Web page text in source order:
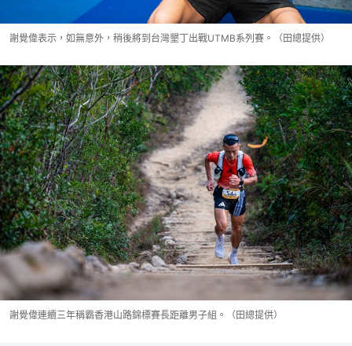
謝覺偉表示，如無意外，稍後將到台灣墾丁出戰UTMB系列賽。（田總提供）
謝覺偉連續三年稱霸香港山路錦標賽長距離男子組。（田總提供）